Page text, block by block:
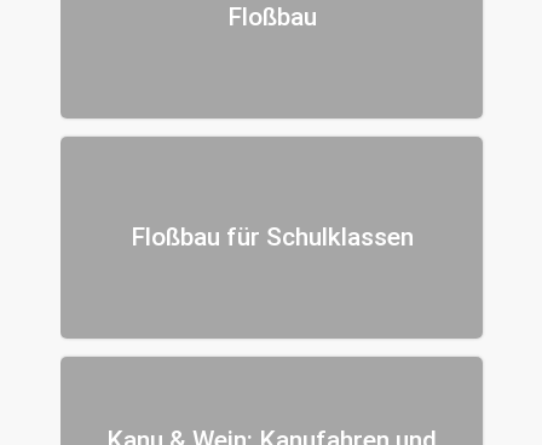
Floßbau
Floßbau für Schulklassen